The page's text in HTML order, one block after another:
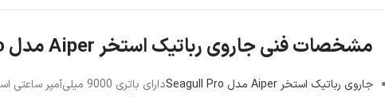
مشخصات فنی جاروی رباتیک استخر Aiper مدل Seagull Pro
جاروی رباتیک استخر Aiper مدل Seagull Pro
دارای باتری 9000 میلی‌آمپر ساعتی است که می تواند کارکرد 3 ساعت و شارژ کامل در 90 دقیقه داشته باشد.